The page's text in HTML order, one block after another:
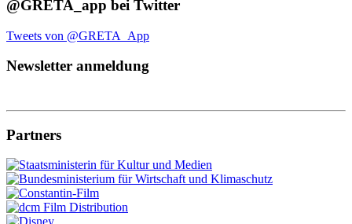
@GRETA_app bei Twitter
Tweets von @GRETA_App
Newsletter anmeldung
Partners